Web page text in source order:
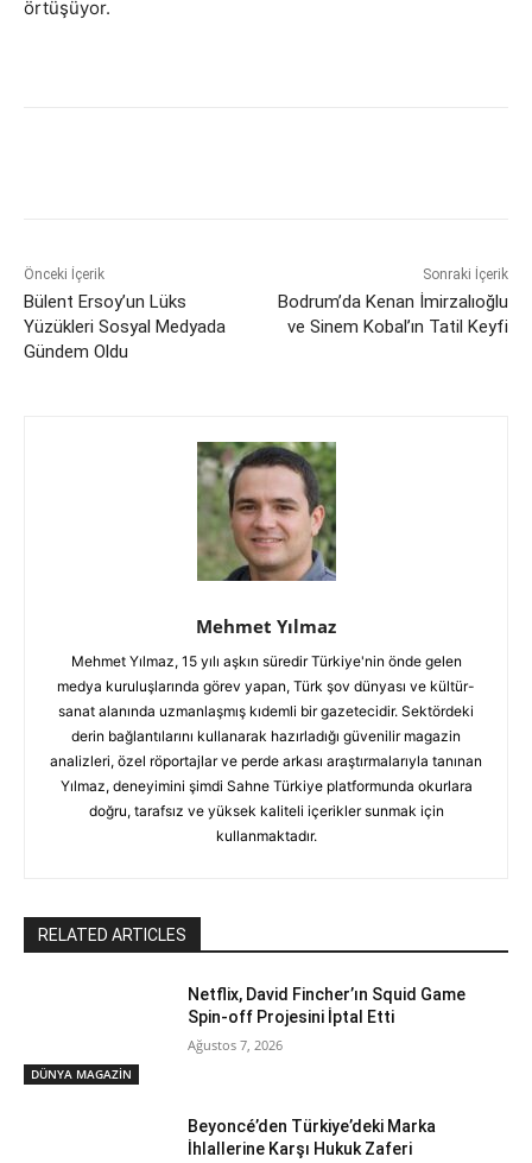
örtüşüyor.
Önceki İçerik
Bülent Ersoy’un Lüks
Yüzükleri Sosyal Medyada
Gündem Oldu
Sonraki İçerik
Bodrum’da Kenan İmirzalıoğlu
ve Sinem Kobal’ın Tatil Keyfi
Mehmet Yılmaz
Mehmet Yılmaz, 15 yılı aşkın süredir Türkiye'nin önde gelen
medya kuruluşlarında görev yapan, Türk şov dünyası ve kültür-
sanat alanında uzmanlaşmış kıdemli bir gazetecidir. Sektördeki
derin bağlantılarını kullanarak hazırladığı güvenilir magazin
analizleri, özel röportajlar ve perde arkası araştırmalarıyla tanınan
Yılmaz, deneyimini şimdi Sahne Türkiye platformunda okurlara
doğru, tarafsız ve yüksek kaliteli içerikler sunmak için
kullanmaktadır.
RELATED ARTICLES
DÜNYA MAGAZİN
Netflix, David Fincher’ın Squid Game
Spin-off Projesini İptal Etti
Ağustos 7, 2026
Beyoncé’den Türkiye’deki Marka
İhlallerine Karşı Hukuk Zaferi